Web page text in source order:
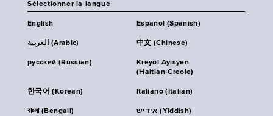
Sélectionner la langue
English Español (Spanish)
العربية (Arabic) 中文 (Chinese)
русский (Russian)
Kreyòl Ayisyen
(Haitian-Creole)
한국어 (Korean) Italiano (Italian)
বাংলা (Bengali) אידיש (Yiddish)